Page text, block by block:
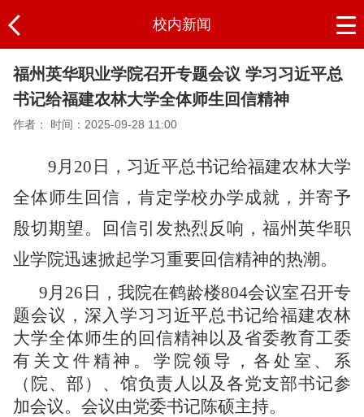
校内新闻
福州英华职业学院召开专题会议 学习习近平总
书记给福建农林大学全体师生回信精神
作者： 时间：2025-09-28 11:00
9月20日，习近平总书记给福建农林大学
全体师生回信，肯定学校办学成就，并寄予
殷切期望。回信引发热烈反响，福州英华职
业学院迅速掀起学习重要回信精神的热潮。
9月26日，我院在鹤龄楼804会议室召开专
题会议，深入学习习近平总书记给福建农林
大学全体师生的回信精神以及省委教育工委
有关文件精神。学院领导，各处室、系
（院、部）、馆负责人以及各党支部书记参
加会议。会议由党委书记陈硕主持。